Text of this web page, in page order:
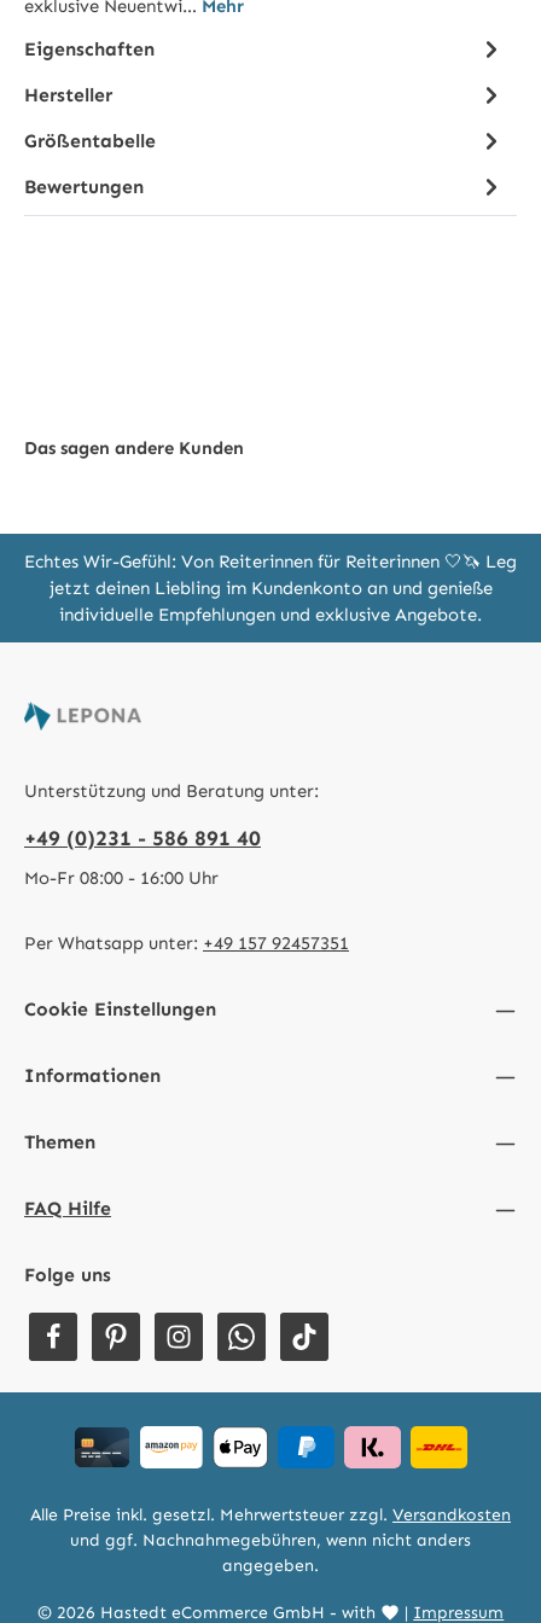
exklusive Neuentwi… Mehr
Eigenschaften
Hersteller
Größentabelle
Bewertungen
Das sagen andere Kunden
Echtes Wir-Gefühl: Von Reiterinnen für Reiterinnen 🤍🦄 Leg
jetzt deinen Liebling im Kundenkonto an und genieße
individuelle Empfehlungen und exklusive Angebote.
Unterstützung und Beratung unter:
+49 (0)231 - 586 891 40
Mo-Fr 08:00 - 16:00 Uhr
Per Whatsapp unter: +49 157 92457351
Cookie Einstellungen
Informationen
Themen
FAQ Hilfe
Folge uns
© 2026 Hastedt eCommerce GmbH - with | Impressum
Alle Preise inkl. gesetzl. Mehrwertsteuer zzgl. Versandkosten
und ggf. Nachnahmegebühren, wenn nicht anders
angegeben.